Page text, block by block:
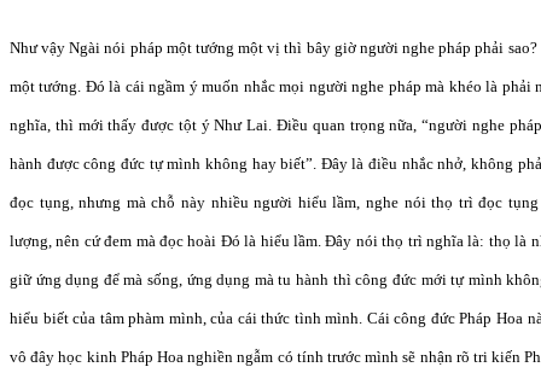
Như vậy Ngài nói pháp một tướng một vị thì bây giờ người nghe pháp phải
một tướng. Đó là cái ngầm ý muốn nhắc mọi người nghe pháp mà khéo là phải
nghĩa, thì mới thấy được tột ý Như Lai. Điều quan trọng nữa, “người nghe
hành được công đức tự mình không hay biết”. Đây là điều nhắc nhở, không
đọc tụng, nhưng mà chỗ này nhiều người hiểu lầm, nghe nói thọ trì đọc
lượng, nên cứ đem mà đọc hoài Đó là hiểu lầm. Đây nói thọ trì nghĩa là: thọ là
giữ ứng dụng để mà sống, ứng dụng mà tu hành thì công đức mới tự mình
hiểu biết của tâm phàm mình, của cái thức tình mình. Cái công đức Pháp Hoa
vô đây học kinh Pháp Hoa nghiền ngẫm có tính trước mình sẽ nhận rõ tri kiến